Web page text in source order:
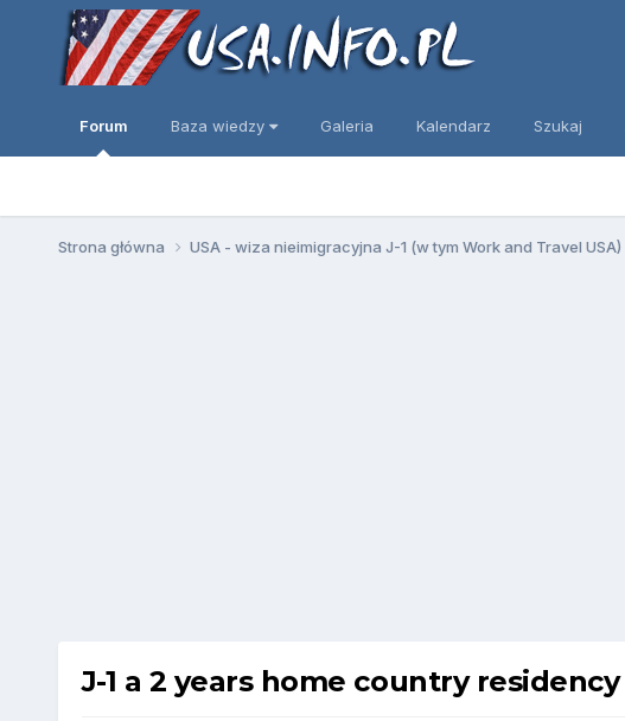
Forum Baza wiedzy Galeria Kalendarz Szukaj
Strona główna USA - wiza nieimigracyjna J-1 (w tym Work and Travel USA)
J-1 a 2 years home country residency